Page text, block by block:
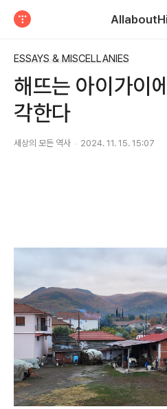
ESSAYS & MISCELLANIES
해뜨는 아이가이
각한다
세상의 모든 역사 2024. 11. 15. 15:07